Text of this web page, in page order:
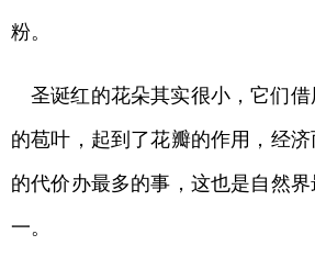
粉。
圣诞红的花朵其实很小，它们
的苞叶，起到了花瓣的作用，经
的代价办最多的事，这也是自然
一。